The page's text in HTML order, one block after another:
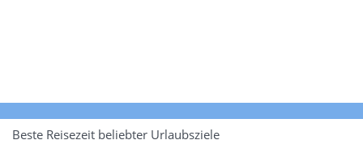
Beste Reisezeit beliebter Urlaubsziele